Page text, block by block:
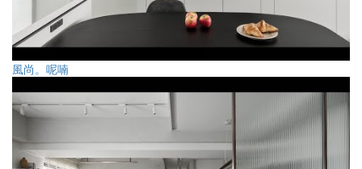
風尚。呢喃